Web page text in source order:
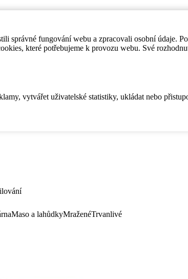
správné fungování webu a zpracovali osobní údaje.
které potřebujeme k provozu webu. Své
vytvářet uživatelské statistiky, ukládat nebo
Maso a lahůdkyMraženéTrvanlivé